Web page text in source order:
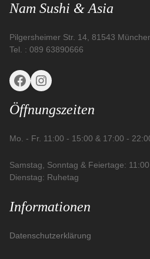
Nam Sushi & Asia
Pilgersheimer Str. 14, 81543
Tel. : 089 63890666
Öffnungszeiten
Mo. - Fr. 11:00 - 15:00 & 17:00 -
Samstag, Sonntag & Feiertage:
Dienstag: Ruhetag
Informationen
Datenschutzerklärung